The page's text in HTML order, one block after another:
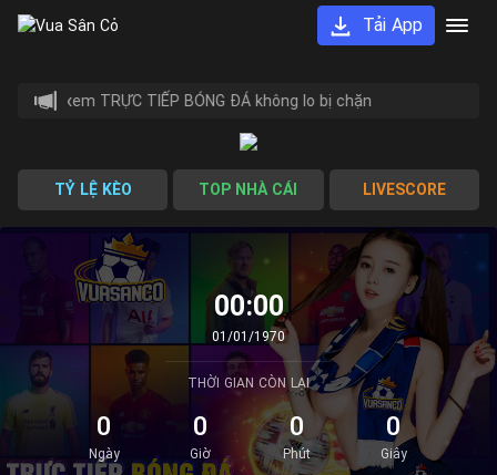
Tải App
xem TRỰC TIẾP BÓNG ĐÁ không lo bị chặn
TỶ LỆ KÈO TOP NHÀ CÁI LIVESCORE
00:00
01/01/1970
THỜI GIAN CÒN LẠI
0
Ngày
0
Giờ
0
Phút
0
Giây